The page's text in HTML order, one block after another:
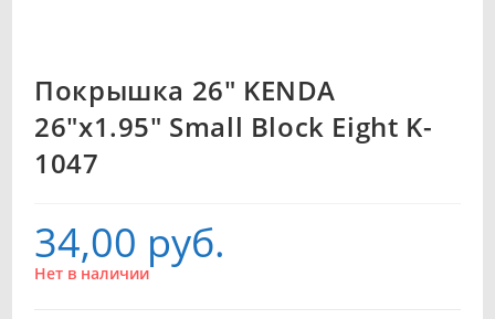
Покрышка 26″ KENDA
26″x1.95″ Small Block Eight K-
1047
34,00 руб.
Нет в наличии